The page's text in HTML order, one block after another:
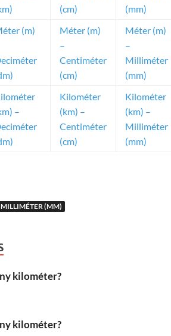
(cm)
(mm)
(m)
Méter (m)
–
Centiméter
(cm)
Méter (m)
–
Milliméter
(mm)
–
Kilométer
(km) –
Centiméter
(cm)
Kilométer
(km) –
Milliméter
(mm)
(MM)
kilométer?
kilométer?